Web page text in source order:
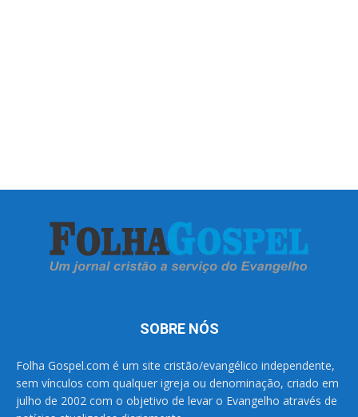
SOBRE NÓS
Folha Gospel.com é um site cristão/evangélico independente,
sem vínculos com qualquer igreja ou denominação, criado em
julho de 2002 com o objetivo de levar o Evangelho através de